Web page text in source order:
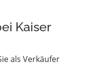
Kaiser
als Verkäufer